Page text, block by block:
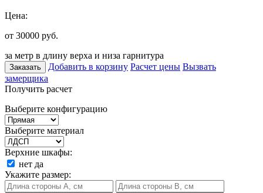
Цена:
от 30000 руб.
за метр в длину верха и низа гарнитура
Заказать Добавить в корзину Расчет цены Вызвать
замерщика
Получить расчет
Выберите конфигурацию
Выберите материал
Верхние шкафы:
нет да
Укажите размер: